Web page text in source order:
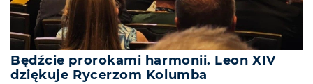
Będźcie prorokami harmonii. Leon XIV
dziękuje Rycerzom Kolumba